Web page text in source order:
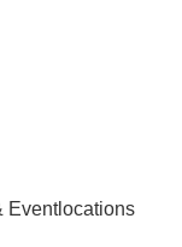
Eventlocations